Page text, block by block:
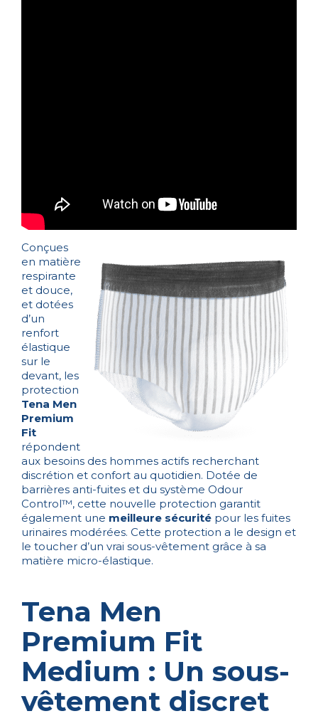
Conçues
en matière
respirante
et douce,
et dotées
d’un
renfort
élastique
sur le
devant, les
protection
Tena Men
Premium
Fit
répondent
aux besoins des hommes actifs recherchant
discrétion et confort au quotidien. Dotée de
barrières anti-fuites et du système Odour
Control™, cette nouvelle protection garantit
également une meilleure sécurité pour les fuites
urinaires modérées. Cette protection a le design et
le toucher d’un vrai sous-vêtement grâce à sa
matière micro-élastique.
Tena Men
Premium Fit
Medium : Un sous-
vêtement discret